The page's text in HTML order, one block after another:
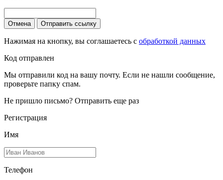
Отмена Отправить ссылку
Нажимая на кнопку, вы соглашаетесь с обработкой данных
Код отправлен
Мы отправили код на вашу почту. Если не нашли сообщение,
проверьте папку спам.
Не пришло письмо? Отправить еще раз
Регистрация
Имя
Телефон